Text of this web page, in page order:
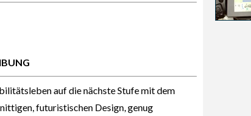
auf die nächste Stufe mit dem
futuristischen Design, genug